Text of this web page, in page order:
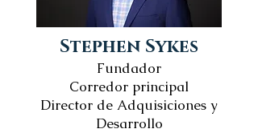
Stephen Sykes
Fundador
Corredor principal
Director de Adquisiciones y
Desarrollo